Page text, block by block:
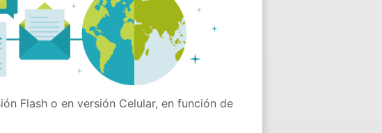
Flash o en versión Celular, en función de